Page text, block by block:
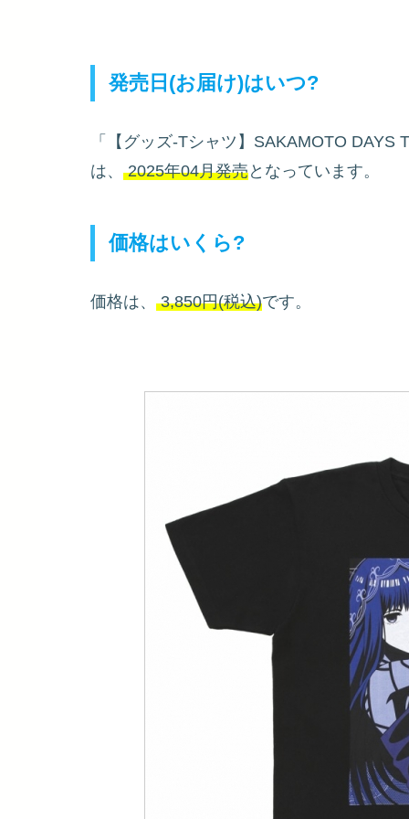
発売日(お届け)はいつ?
「【グッズ-Tシャツ】SAKAMOTO
は、 2025年04月発売となっています。
価格はいくら?
価格は、 3,850円(税込)です。